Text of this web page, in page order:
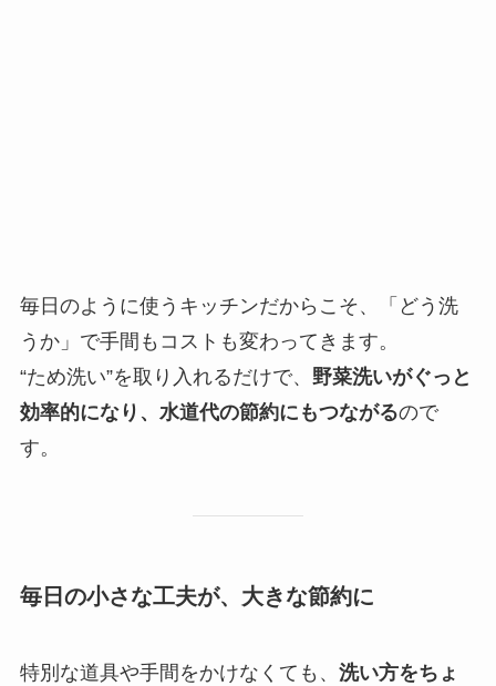
毎日のように使うキッチンだからこそ、「どう洗
うか」で手間もコストも変わってきます。
“ため洗い”を取り入れるだけで、 野菜洗いがぐっと
効率的になり、水道代の節約にもつながるので
す。
毎日の小さな工夫が、大きな節約に
特別な道具や手間をかけなくても、 洗い方をちょ